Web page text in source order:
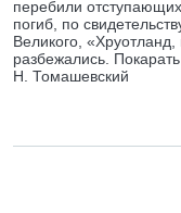
перебили
погиб, по
Великого,
разбежались.
Н. Томашевский